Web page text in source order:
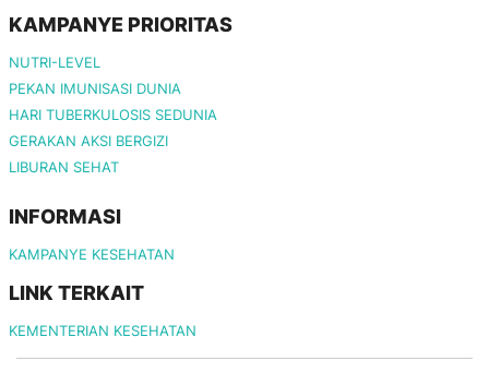
KAMPANYE PRIORITAS
NUTRI-LEVEL
PEKAN IMUNISASI DUNIA
HARI TUBERKULOSIS SEDUNIA
GERAKAN AKSI BERGIZI
LIBURAN SEHAT
INFORMASI
KAMPANYE KESEHATAN
LINK TERKAIT
KEMENTERIAN KESEHATAN